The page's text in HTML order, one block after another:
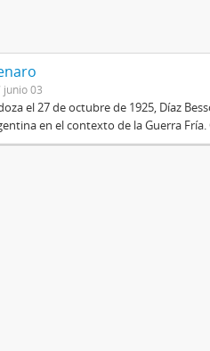
junio 03
el 27 de octubre de 1925, Díaz
en el contexto de la Guerra